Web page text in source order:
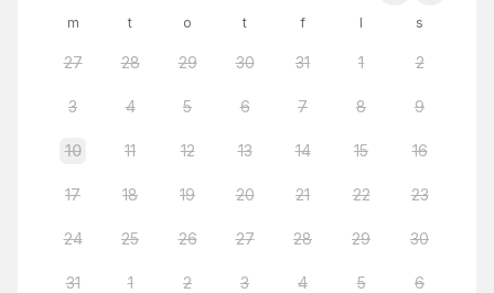
m t o t f l s
27 28 29 30 31 1 2
3 4 5 6 7 8 9
10 11 12 13 14 15 16
17 18 19 20 21 22 23
24 25 26 27 28 29 30
31 1 2 3 4 5 6